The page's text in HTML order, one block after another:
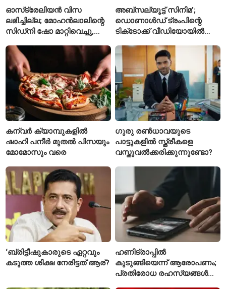
ഓസ്‌ട്രേലിയൻ വിസ
ലഭിച്ചില്ല; മോഹൻലാലിന്റെ
സിഡ്‌നി ഷോ മാറ്റിവെച്ചു,
ചോദിച്ച് താരം
അബ്സല്യൂട്ട് സിനിമ’;
ഡൊണാൾഡ് ട്രംപിന്റെ
ടിക്‌ടോക്ക് വീഡിയോയിൽ
‘August’ നീക്കം ചെയ്തു
കന്വർ ക്യാമ്പുകളിൽ
ഷാഹി പനീർ മുതൽ പിസയും
മോമോസും വരെ
ഗുരു രൺധാവയുടെ
പാട്ടുകളിൽ സ്ത്രീകളെ
വസ്തുവൽക്കരിക്കുന്നുണ്ടോ?
‘ബ്രിട്ടീഷുകാരുടെ ഏറ്റവും
കടുത്ത ശിക്ഷ നേരിട്ടത് ആര്?
ഹണിട്രാപ്പിൽ
കുടുങ്ങിയെന്ന് ആരോപണം;
പ്രതിരോധ രഹസ്യങ്ങൾ